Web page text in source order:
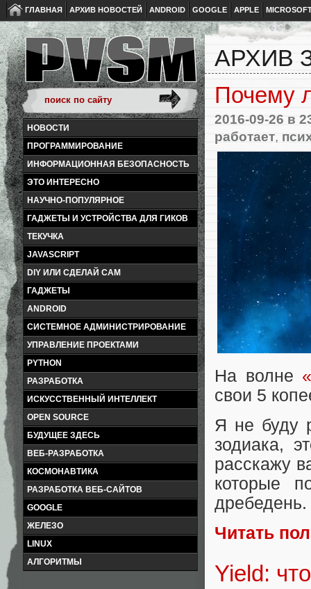
ГЛАВНАЯ АРХИВ НОВОСТЕЙ ANDROID GOOGLE APPLE
НОВОСТИ
ПРОГРАММИРОВАНИЕ
ИНФОРМАЦИОННАЯ БЕЗОПАСНОСТЬ
ЭТО ИНТЕРЕСНО
НАУЧНО-ПОПУЛЯРНОЕ
ГАДЖЕТЫ И УСТРОЙСТВА ДЛЯ ГИКОВ
ТЕКУЧКА
JAVASCRIPT
DIY ИЛИ СДЕЛАЙ САМ
ГАДЖЕТЫ
ANDROID
СИСТЕМНОЕ АДМИНИСТРИРОВАНИЕ
УПРАВЛЕНИЕ ПРОЕКТАМИ
PYTHON
РАЗРАБОТКА
ИСКУССТВЕННЫЙ ИНТЕЛЛЕКТ
OPEN SOURCE
БУДУЩЕЕ ЗДЕСЬ
ВЕБ-РАЗРАБОТКА
КОСМОНАВТИКА
РАЗРАБОТКА ВЕБ-САЙТОВ
GOOGLE
ЖЕЛЕЗО
LINUX
АЛГОРИТМЫ
АРХИВ
Почему
2016-09-26 в
работает,
На волне
свои 5
Я не буду
зодиака,
расскажу
которые
дребедень.
Читать
Yield: